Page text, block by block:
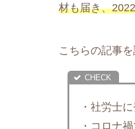
材も届き、
こちらの記事
・社労士
・コロナ